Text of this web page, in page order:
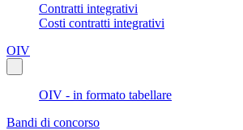
Contratti integrativi
Costi contratti integrativi
OIV
OIV - in formato tabellare
Bandi di concorso